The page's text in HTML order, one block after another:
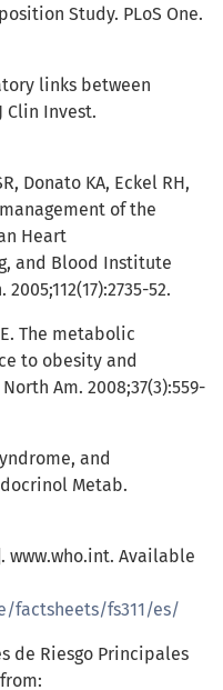
Study. PLoS One.
links between
Clin Invest.
Donato KA, Eckel RH,
of the
Heart
and Blood Institute
52.
The metabolic
to obesity and
Am. 2008;37(3):559-
and
Metab.
www.who.int. Available
factsheets/fs311/es/
de Riesgo Principales